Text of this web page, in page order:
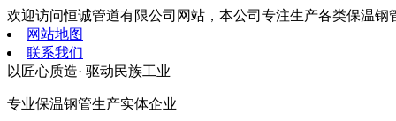
欢迎访问恒诚管道有限公司网站，本公司专注生产各类保温
网站地图
联系我们
以匠心质造· 驱动民族工业
专业保温钢管生产实体企业